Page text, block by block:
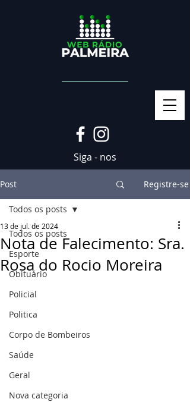
Siga - nos
Post Registre-se
Todos os posts
Esporte
Obituário
Policial
Politica
Corpo de Bombeiros
Saúde
Geral
Nova categoria
Todos os posts
Nota de Falecimento: Sra.
Rosa do Rocio Moreira
13 de jul. de 2024